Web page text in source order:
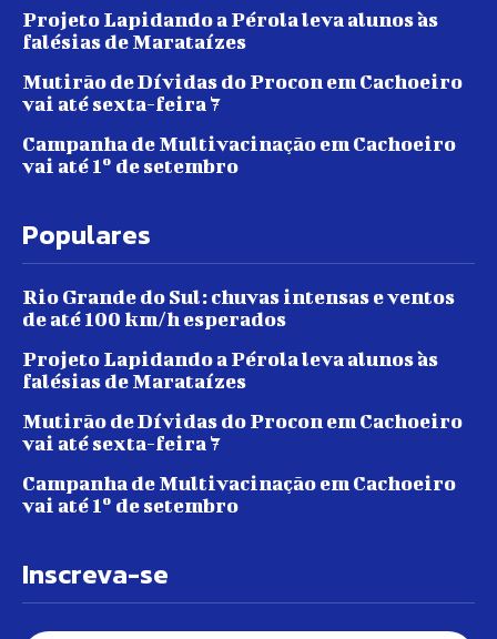
Projeto Lapidando a Pérola leva alunos às
falésias de Marataízes
Mutirão de Dívidas do Procon em Cachoeiro
vai até sexta-feira 7
Campanha de Multivacinação em Cachoeiro
vai até 1º de setembro
Populares
Rio Grande do Sul: chuvas intensas e ventos
de até 100 km/h esperados
Projeto Lapidando a Pérola leva alunos às
falésias de Marataízes
Mutirão de Dívidas do Procon em Cachoeiro
vai até sexta-feira 7
Campanha de Multivacinação em Cachoeiro
vai até 1º de setembro
Inscreva-se